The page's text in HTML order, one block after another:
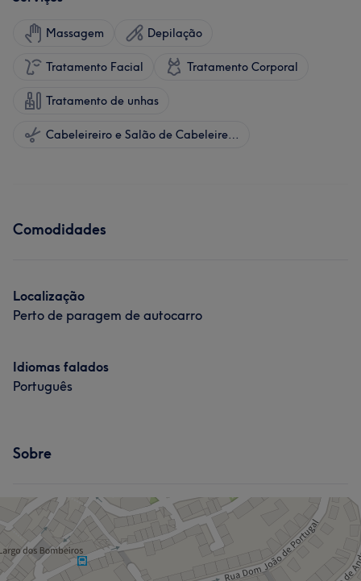
Massagem Depilação
Tratamento Facial Tratamento Corporal
Tratamento de unhas
Cabeleireiro e Salão de Cabeleireiro
Comodidades
Localização
Perto de paragem de autocarro
Idiomas falados
Português
Sobre